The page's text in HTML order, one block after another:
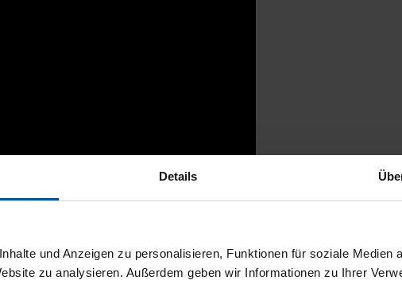
Details
und Anzeigen zu personalisieren, Funktionen für soziale Medien
zu analysieren. Außerdem geben wir Informationen zu Ihrer